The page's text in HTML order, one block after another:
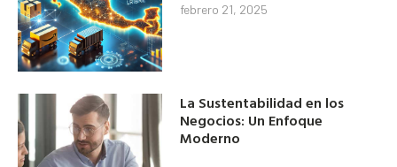
febrero 21, 2025
La Sustentabilidad en los
Negocios: Un Enfoque
Moderno